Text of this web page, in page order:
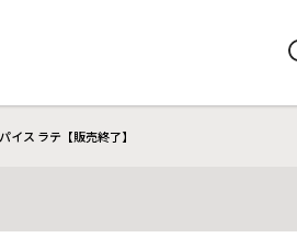
イス ラテ【販売終了】